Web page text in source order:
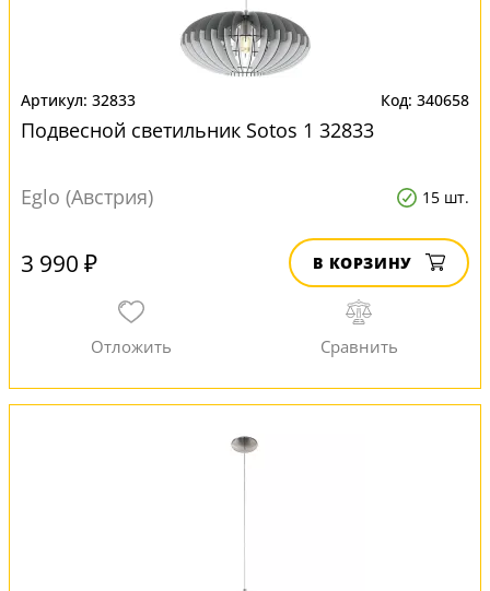
32833 340658
Подвесной светильник Sotos 1 32833
Eglo (Австрия) 15 шт.
3 990 ₽ В КОРЗИНУ